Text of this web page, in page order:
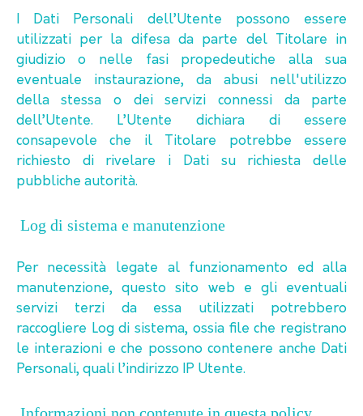
I Dati Personali dell’Utente possono essere
utilizzati per la difesa da parte del Titolare in
giudizio o nelle fasi propedeutiche alla sua
eventuale instaurazione, da abusi nell'utilizzo
della stessa o dei servizi connessi da parte
dell’Utente. L’Utente dichiara di essere
consapevole che il Titolare potrebbe essere
richiesto di rivelare i Dati su richiesta delle
pubbliche autorità.
Log di sistema e manutenzione
Per necessità legate al funzionamento ed alla
manutenzione, questo sito web e gli eventuali
servizi terzi da essa utilizzati potrebbero
raccogliere Log di sistema, ossia file che registrano
le interazioni e che possono contenere anche Dati
Personali, quali l’indirizzo IP Utente.